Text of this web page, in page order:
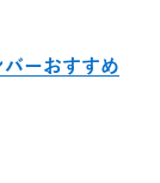
ーおすすめ